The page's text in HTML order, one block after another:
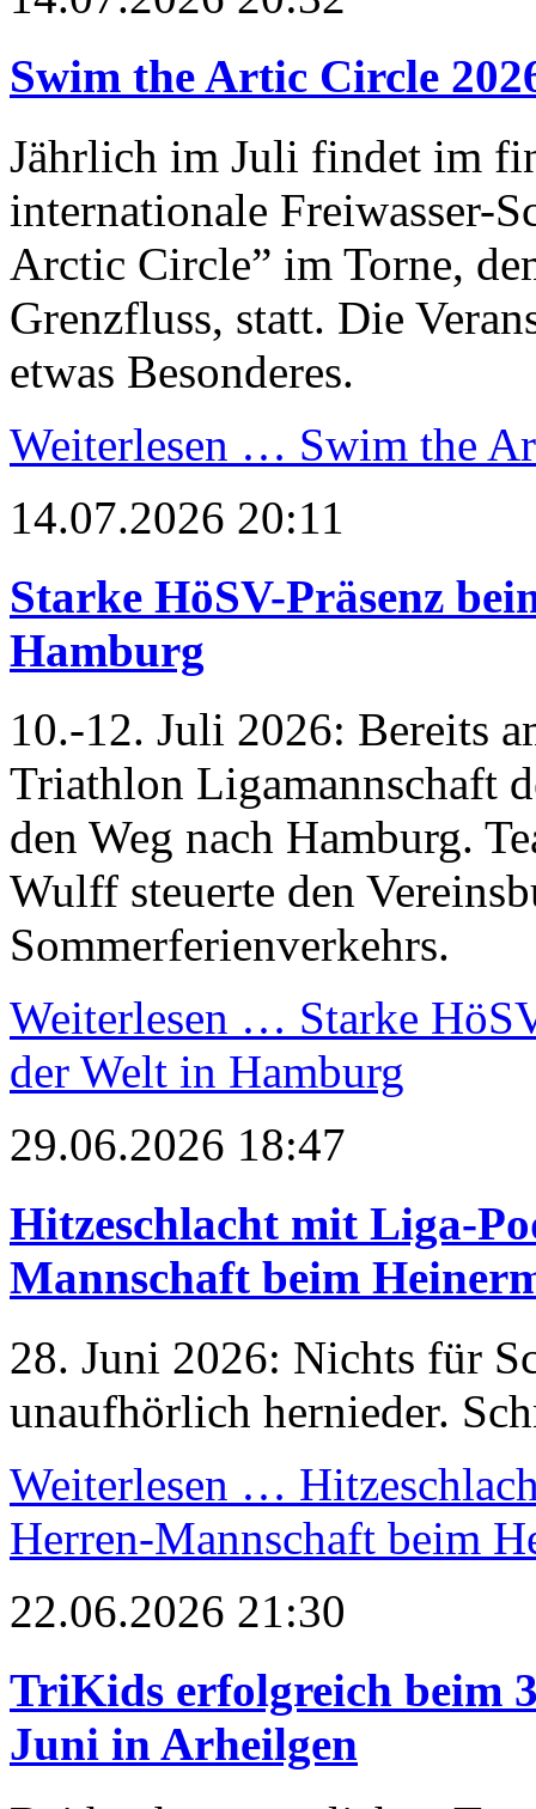
Swim the Artic Circle
Jährlich im Juli findet im
internationale Freiwasser-
Arctic Circle” im Torne,
Grenzfluss, statt. Die
etwas Besonderes.
Weiterlesen … Swim the
14.07.2026 20:11
Starke HöSV-Präsenz
Hamburg
10.-12. Juli 2026: Bereits
Triathlon Ligamannschaft
den Weg nach Hamburg.
Wulff steuerte den
Sommerferienverkehrs.
Weiterlesen … Starke
der Welt in Hamburg
29.06.2026 18:47
Hitzeschlacht mit Liga-
Mannschaft beim
28. Juni 2026: Nichts für
unaufhörlich hernieder.
Weiterlesen …
Herren-Mannschaft beim
22.06.2026 21:30
TriKids erfolgreich beim
Juni in Arheilgen